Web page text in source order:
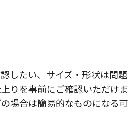
したい、サイズ・形状は問
りを事前にご確認いただけま
場合は簡易的なものになる可